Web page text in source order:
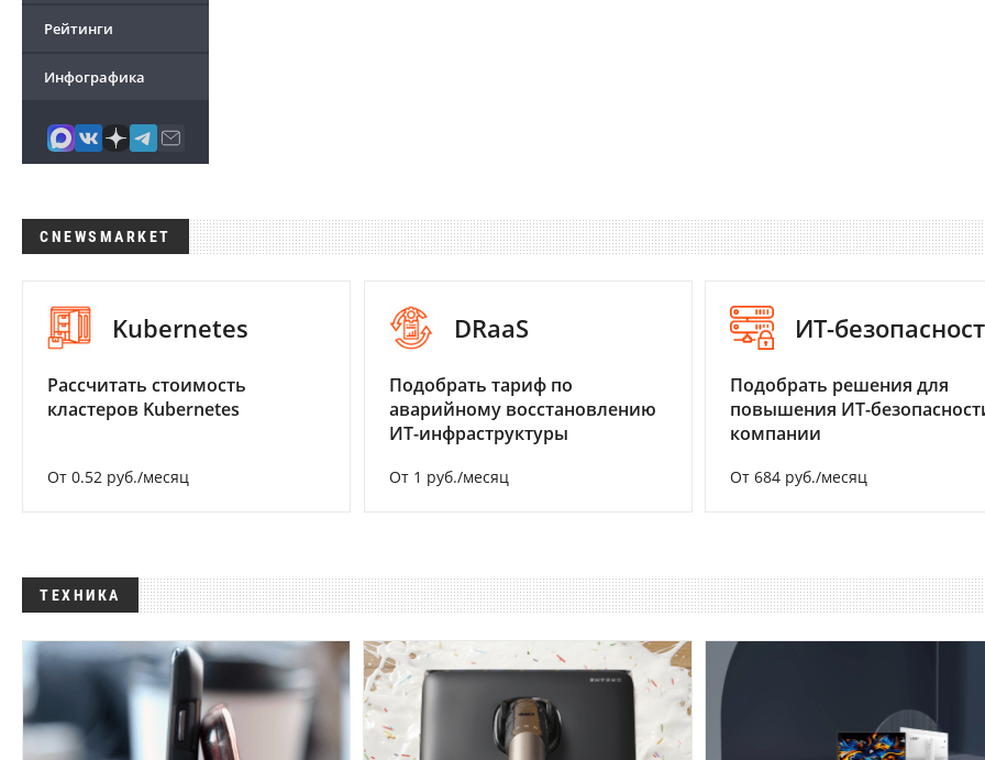
Рейтинги
Инфографика
CNEWSMARKET
Kubernetes
Рассчитать стоимость
кластеров Kubernetes
От 0.52 руб./месяц
DRaaS
Подобрать тариф по
аварийному восстановлению
ИТ-инфраструктуры
От 1 руб./месяц
ИТ-
Подобрать решения для
повышения ИТ-
компании
От 684 руб./месяц
ТЕХНИКА